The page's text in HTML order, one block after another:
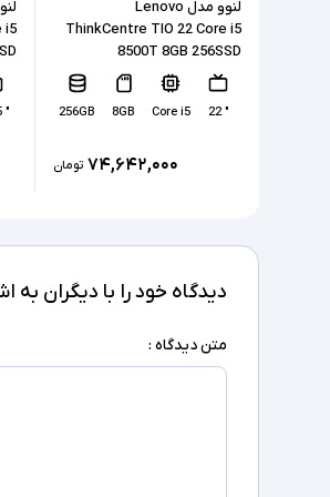
لنوو مدل Lenovo
ThinkCentre TIO 22 Core i5
8500T 8GB 256SSD
" 22
Core i5
8GB
256GB
۷۴,۶۴۲,۰۰۰ تومان
i5
" 21.5
دیدگاه خود را با دیگران به
متن دیدگاه :